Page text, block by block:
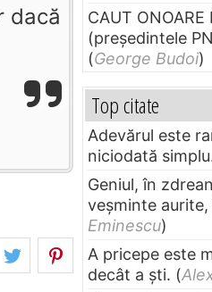
dacă
CAUT ONOARE
(preşedintele
(George Budoi)
Top citate
Adevărul este
niciodată
Geniul, în
veşminte
Eminescu)
A pricepe este
decât a ști. (